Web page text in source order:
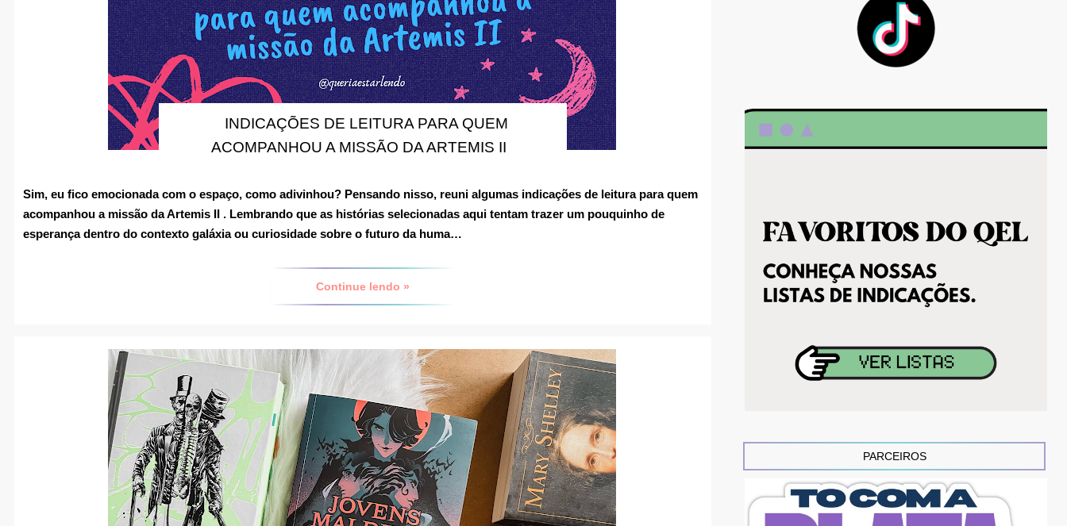
INDICAÇÕES DE LEITURA PARA QUEM
ACOMPANHOU A MISSÃO DA ARTEMIS II
Sim, eu fico emocionada com o espaço, como adivinhou? Pensando nisso, reuni algumas indicações de leitura para quem
acompanhou a missão da Artemis II . Lembrando que as histórias selecionadas aqui tentam trazer um pouquinho de
esperança dentro do contexto galáxia ou curiosidade sobre o futuro da huma…
Continue lendo »
PARCEIROS